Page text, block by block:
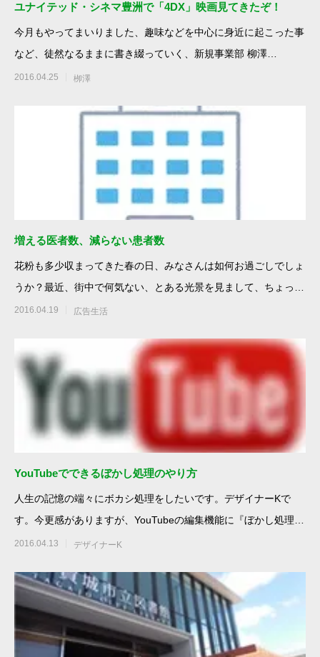
ユナイテッド・シネマ豊洲で「4DX」映画見てきたぞ！
今月もやってまいりました、趣味などを中心に身近に起こった事
など、徒然なるままに書き綴っていく、新規事業部 柳澤
&#x2642;のブログ、4月
2016.04.25 栁澤
増える医者数、減らない患者数
花粉も多少収まってきた春の日、みなさんは如何お過ごしでしょ
うか？最近、街中で何気ない、とある光景を見まして、ちょっと
興味を持ったので
2016.04.19 広告生活
YouTubeでできるぼかし処理のやり方
人生の記憶の端々にボカシ処理をしたいです。デザイナーKで
す。今更感がありますが、YouTubeの編集機能に『ぼかし処理』
が追加さ
2016.04.13 デザイナーK